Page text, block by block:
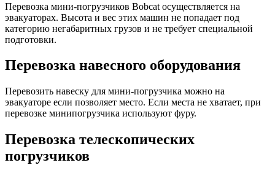
Перевозка мини-погрузчиков Bobcat осуществляется на
эвакуаторах. Высота и вес этих машин не попадает под
категорию негабаритных грузов и не требует специальной
подготовки.
Перевозка навесного оборудования
Перевозить навеску для мини-погрузчика можно на
эвакуаторе если позволяет место. Если места не хватает, при
перевозке минипогрузчика используют фуру.
Перевозка телескопических
погрузчиков